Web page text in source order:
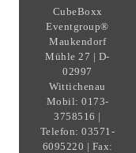
CubeBoxx
Eventgroup®
Maukendorf
Mühle 27 | D-
02997
Wittichenau
Mobil: 0173-
3758516 |
Telefon: 03571-
6095220 | Fax: